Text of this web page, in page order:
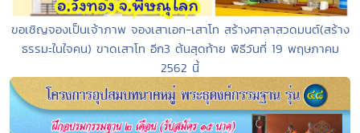
ขอเชิญจองเป็นเจ้าภาพ จองเสาเอก-เสาโท สร้างศาลาสวดมนต์(สร้าง
ธรรมะในใจคน) ขาดเสาโท อีก3 ต้นสุดท้าย พิธีวันที่ 19 พฤษภาคม
2562 นี้